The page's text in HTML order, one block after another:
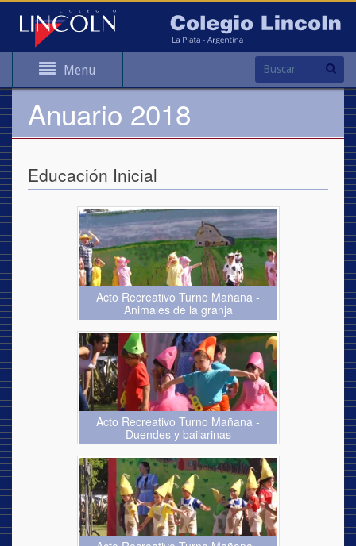
Menu
Anuario 2018
Educación Inicial
Acto Recreativo Turno Mañana -
Animales de la granja
Acto Recreativo Turno Mañana -
Duendes y bailarinas